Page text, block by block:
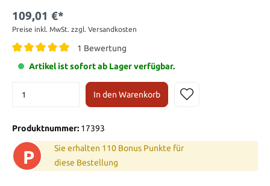
109,01 €*
Preise inkl. MwSt. zzgl. Versandkosten
1 Bewertung
Artikel ist sofort ab Lager verfügbar.
In den Warenkorb
Produktnummer: 17393
P
Sie erhalten 110 Bonus Punkte für
diese Bestellung